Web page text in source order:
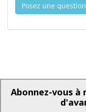
Posez une question